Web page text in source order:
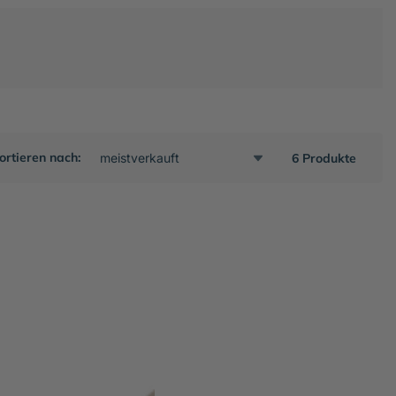
nach: 6 Produkte